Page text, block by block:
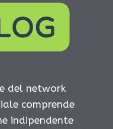
del network
comprende
indipendente